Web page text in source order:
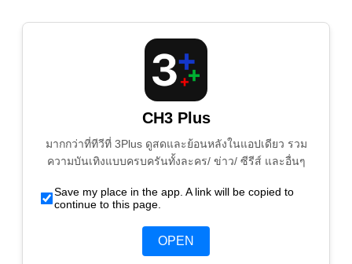
CH3 Plus
มากกว่าที่ทีวีที่ 3Plus ดูสดและย้อนหลังในแอปเดียว รวม
ความบันเทิงแบบครบครันทั้งละคร/ ข่าว/ ซีรีส์ และอื่นๆ
Save my place in the app. A link will be copied to
continue to this page.
OPEN